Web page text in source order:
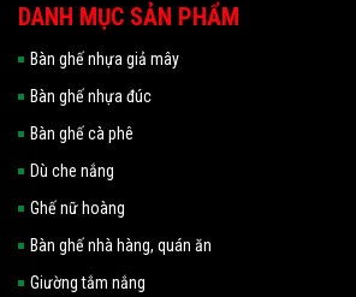
DANH MỤC SẢN PHẨM
Bàn ghế nhựa giả mây
Bàn ghế nhựa đúc
Bàn ghế cà phê
Dù che nắng
Ghế nữ hoàng
Bàn ghế nhà hàng, quán ăn
Giường tắm nắng